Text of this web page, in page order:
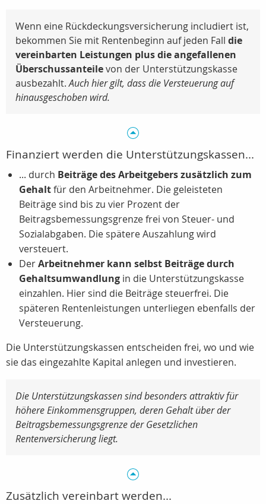
Wenn eine Rückdeckungsversicherung includiert ist,
bekommen Sie mit Rentenbeginn auf jeden Fall die
vereinbarten Leistungen plus die angefallenen
Überschussanteilevon der Unterstützungskasse
ausbezahlt.Auch hier gilt, dass die Versteuerung auf
hinausgeschoben wird.
Finanziert werden die Unterstützungskassen...
... durch Beiträge des Arbeitgebers zusätzlich zum
Gehaltfür den Arbeitnehmer. Die geleisteten
Beiträge sind bis zu vier Prozent der
Beitragsbemessungsgrenze frei von Steuer- und
Sozialabgaben. Die spätere Auszahlung wird
versteuert.
DerArbeitnehmer kann selbst Beiträge durch
Gehaltsumwandlung in die Unterstützungskasse
einzahlen. Hier sind die Beiträge steuerfrei. Die
späteren Rentenleistungen unterliegen ebenfalls der
Versteuerung.
Die Unterstützungskassen entscheiden frei, wo und wie
sie das eingezahlte Kapital anlegen und investieren.
Die Unterstützungskassen sind besonders attraktiv für
höhere Einkommensgruppen, deren Gehalt über der
Beitragsbemessungsgrenze der Gesetzlichen
Rentenversicherung liegt.
Zusätzlich vereinbart werden...